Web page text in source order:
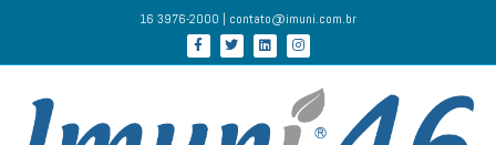
16 3976-2000 | contato@imuni.com.br
FacebookTwitterLinkedinInstagram